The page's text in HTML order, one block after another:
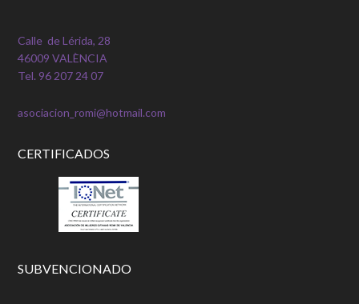
Calle de Lérida, 28
46009 VALÈNCIA
Tel. 96 207 24 07
asociacion_romi@hotmail.com
CERTIFICADOS
SUBVENCIONADO